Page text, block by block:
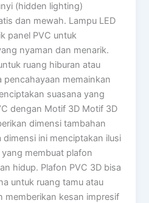
(hidden lighting)
dan mewah. Lampu LED
panel PVC untuk
nyaman dan menarik.
ruang hiburan atau
pencahayaan memainkan
suasana yang
dengan Motif 3D Motif 3D
dimensi tambahan
dimensi ini menciptakan ilusi
membuat plafon
hidup. Plafon PVC 3D bisa
untuk ruang tamu atau
memberikan kesan impresif